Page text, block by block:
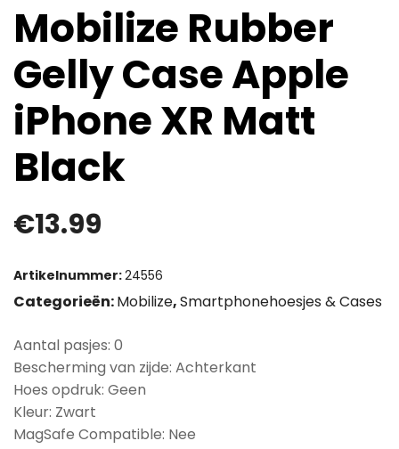
Mobilize Rubber
Gelly Case Apple
iPhone XR Matt
Black
€13.99
Artikelnummer:24556
Categorieën:Mobilize,Smartphonehoesjes & Cases
Aantal pasjes: 0
Bescherming van zijde: Achterkant
Hoes opdruk: Geen
Kleur: Zwart
MagSafe Compatible: Nee